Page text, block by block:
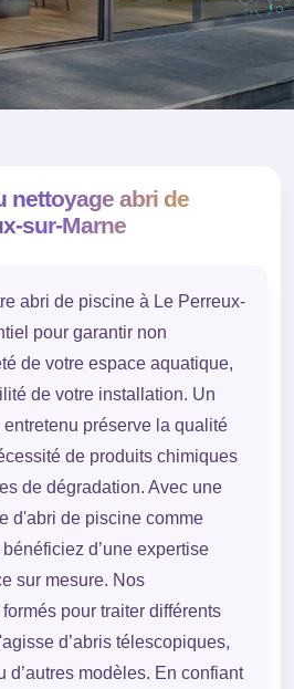
nettoyage abri de
sur-Marne
abri de piscine à Le Perreux-
pour garantir non
de votre espace aquatique,
de votre installation. Un
préserve la qualité
de produits chimiques
de dégradation. Avec une
d'abri de piscine comme
d’une expertise
sur mesure. Nos
pour traiter différents
d’abris télescopiques,
d’autres modèles. En confiant